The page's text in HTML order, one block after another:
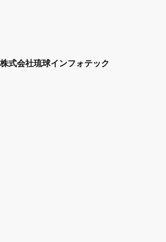
株式会社琉球インフォテック